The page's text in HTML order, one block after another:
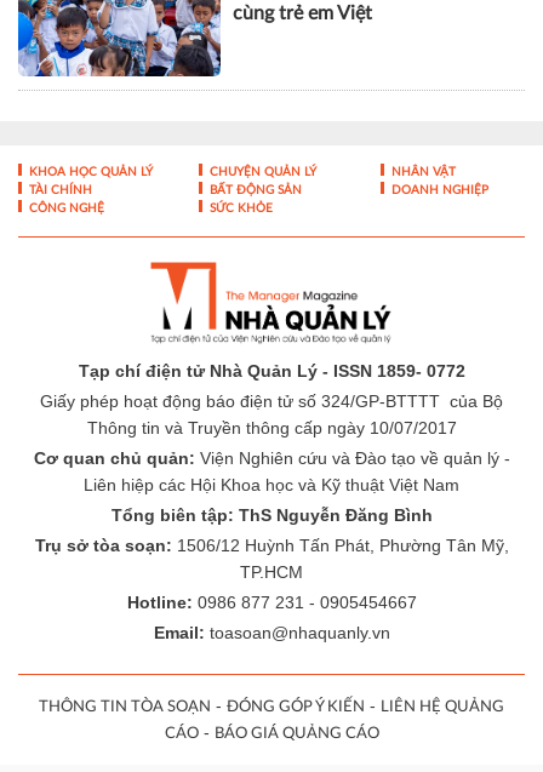
cùng trẻ em Việt
KHOA HỌC QUẢN LÝ CHUYỆN QUẢN LÝ
NHÂN VẬT
TÀI CHÍNH
BẤT ĐỘNG SẢN
DOANH NGHIỆP
CÔNG NGHỆ
SỨC KHỎE
Tạp chí điện tử Nhà Quản Lý - ISSN 1859- 0772
Giấy phép hoạt động báo điện tử số 324/GP-BTTTT của Bộ
Thông tin và Truyền thông cấp ngày 10/07/2017
Cơ quan chủ quản: Viện Nghiên cứu và Đào tạo về quản lý -
Liên hiệp các Hội Khoa học và Kỹ thuật Việt Nam
Tổng biên tập: ThS Nguyễn Đăng Bình
Trụ sở tòa soạn: 1506/12 Huỳnh Tấn Phát, Phường Tân Mỹ,
TP.HCM
Hotline: 0986 877 231 - 0905454667
Email: toasoan@nhaquanly.vn
THÔNG TIN TÒA SOẠN - ĐÓNG GÓP Ý KIẾN - LIÊN HỆ QUẢNG
CÁO- BÁO GIÁ QUẢNG CÁO